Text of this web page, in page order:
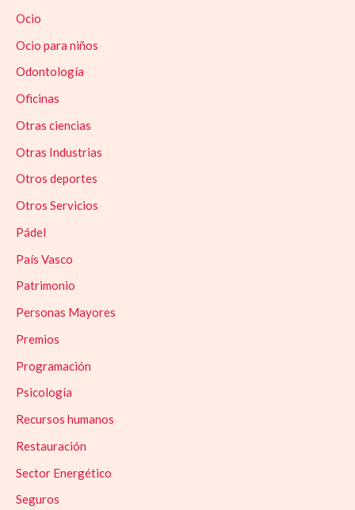
Ocio
Ocio para niños
Odontología
Oficinas
Otras ciencias
Otras Industrias
Otros deportes
Otros Servicios
Pádel
País Vasco
Patrimonio
Personas Mayores
Premios
Programación
Psicología
Recursos humanos
Restauración
Sector Energético
Seguros